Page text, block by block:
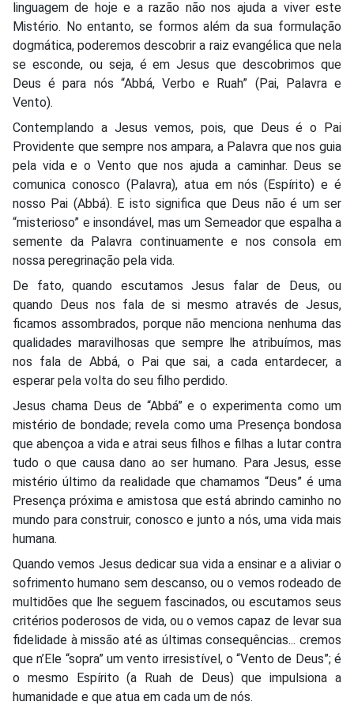
linguagem de hoje e a razão não nos ajuda a viver este
Mistério. No entanto, se formos além da sua formulação
dogmática, poderemos descobrir a raiz evangélica que nela
se esconde, ou seja, é em Jesus que descobrimos que
Deus é para nós “Abbá, Verbo e Ruah” (Pai, Palavra e
Vento).
Contemplando a Jesus vemos, pois, que Deus é o Pai
Providente que sempre nos ampara, a Palavra que nos guia
pela vida e o Vento que nos ajuda a caminhar. Deus se
comunica conosco (Palavra), atua em nós (Espírito) e é
nosso Pai (Abbá). E isto significa que Deus não é um ser
“misterioso” e insondável, mas um Semeador que espalha a
semente da Palavra continuamente e nos consola em
nossa peregrinação pela vida.
De fato, quando escutamos Jesus falar de Deus, ou
quando Deus nos fala de si mesmo através de Jesus,
ficamos assombrados, porque não menciona nenhuma das
qualidades maravilhosas que sempre lhe atribuímos, mas
nos fala de Abbá, o Pai que sai, a cada entardecer, a
esperar pela volta do seu filho perdido.
Jesus chama Deus de “Abbá” e o experimenta como um
mistério de bondade; revela como uma Presença bondosa
que abençoa a vida e atrai seus filhos e filhas a lutar contra
tudo o que causa dano ao ser humano. Para Jesus, esse
mistério último da realidade que chamamos “Deus” é uma
Presença próxima e amistosa que está abrindo caminho no
mundo para construir, conosco e junto a nós, uma vida mais
humana.
Quando vemos Jesus dedicar sua vida a ensinar e a aliviar o
sofrimento humano sem descanso, ou o vemos rodeado de
multidões que lhe seguem fascinados, ou escutamos seus
critérios poderosos de vida, ou o vemos capaz de levar sua
fidelidade à missão até as últimas consequências... cremos
que n’Ele “sopra” um vento irresistível, o “Vento de Deus”; é
o mesmo Espírito (a Ruah de Deus) que impulsiona a
humanidade e que atua em cada um de nós.